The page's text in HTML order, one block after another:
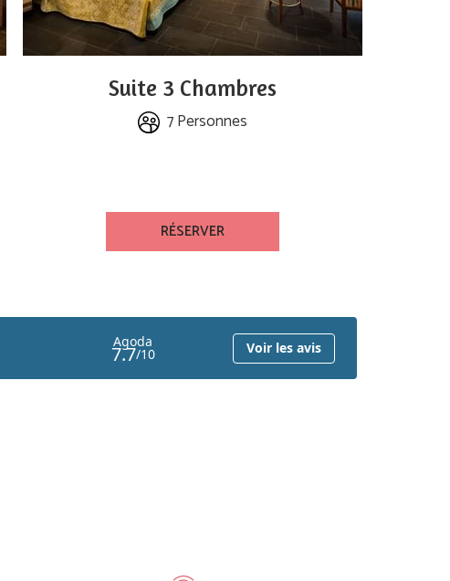
Suite 3 Chambres
7 Personnes
RÉSERVER